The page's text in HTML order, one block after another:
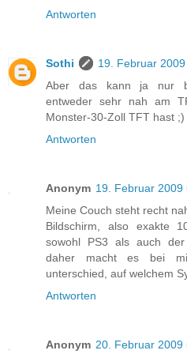
Antworten
Sothi
19. Februar
Aber das kann ja nur
entweder sehr nah am
Monster-30-Zoll TFT hast ;)
Antworten
Anonym 19. Februar 2009
Meine Couch steht recht
Bildschirm, also exakte
sowohl PS3 als auch der
daher macht es bei
unterschied, auf welchem
Antworten
Anonym 20. Februar 2009